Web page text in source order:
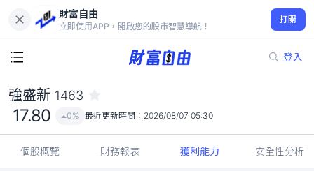
財富自由
立即使用APP，開啟您的股市智慧導航！
打開
登入
17.80
0%
強盛新 1463
17.80 0% 最近更新時間： 2026/08/07 05:30
個股概覽 財務報表 獲利能力 安全性分析